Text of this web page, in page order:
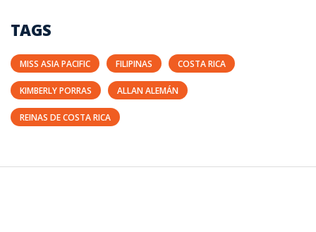
TAGS
MISS ASIA PACIFIC FILIPINAS COSTA RICA
KIMBERLY PORRAS ALLAN ALEMÁN
REINAS DE COSTA RICA